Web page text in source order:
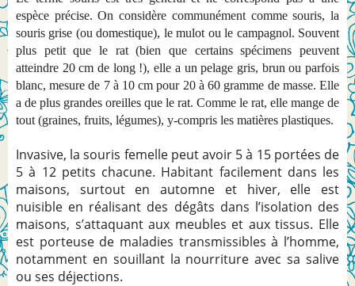
espèce précise. On considère communément comme souris, la
souris grise (ou domestique), le mulot ou le campagnol. Souvent
plus petit que le rat (bien que certains spécimens peuvent
atteindre 20 cm de long !), elle a un pelage gris, brun ou parfois
blanc, mesure de 7 à 10 cm pour 20 à 60 gramme de masse. Elle
a de plus grandes oreilles que le rat. Comme le rat, elle mange de
tout (graines, fruits, légumes), y-compris les matières plastiques.
Invasive, la souris femelle peut avoir 5 à 15 portées de
5 à 12 petits chacune. Habitant facilement dans les
maisons, surtout en automne et hiver, elle est
nuisible en réalisant des dégâts dans l’isolation des
maisons, s’attaquant aux meubles et aux tissus. Elle
est porteuse de maladies transmissibles à l’homme,
notamment en souillant la nourriture avec sa salive
ou ses déjections.